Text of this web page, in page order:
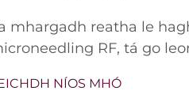
mhargadh reatha le
RF, tá go
an cheist fíor i ndáiríre
NÍOS MHÓ